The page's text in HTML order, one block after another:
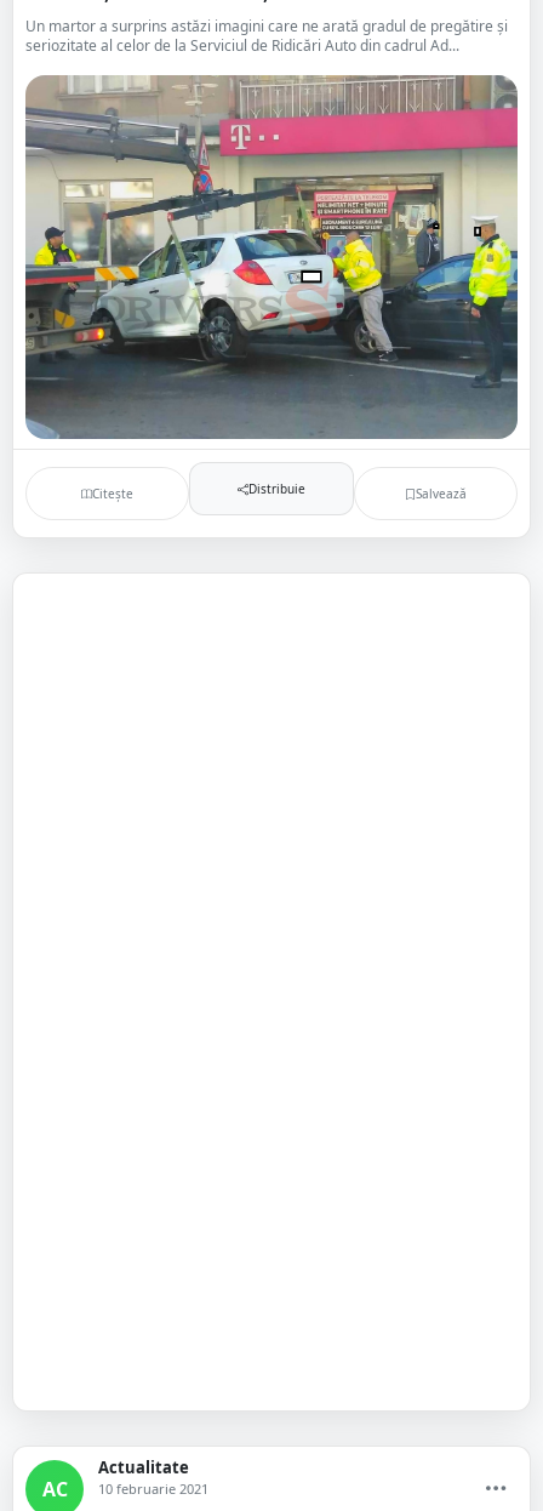
Un martor a surprins astăzi imagini care ne arată gradul de pregătire și
seriozitate al celor de la Serviciul de Ridicări Auto din cadrul Ad...
Citește Distribuie Salvează
AC
Actualitate
10 februarie 2021